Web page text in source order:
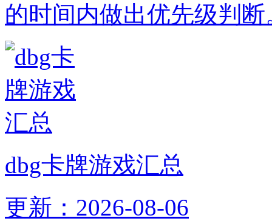
的时间内做出优先级判断
dbg卡牌游戏汇总
更新：2026-08-06